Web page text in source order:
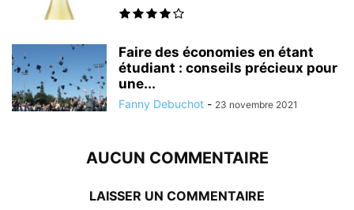
Faire des économies en étant
étudiant : conseils précieux pour
une...
Fanny Debuchot - 23 novembre 2021
AUCUN COMMENTAIRE
LAISSER UN COMMENTAIRE